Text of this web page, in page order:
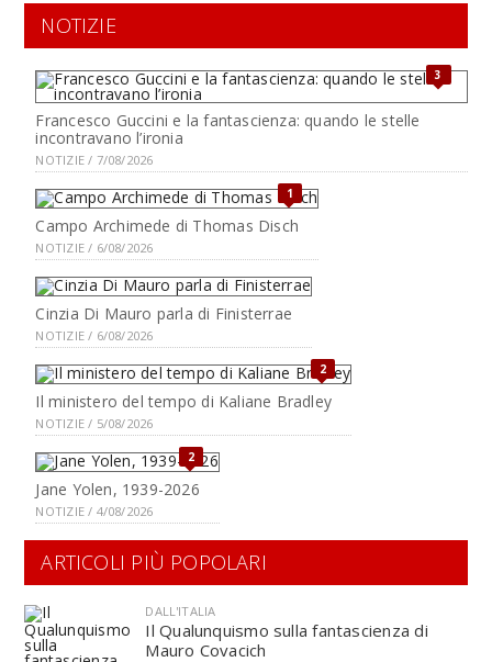
NOTIZIE
3
Francesco Guccini e la fantascienza: quando le stelle
incontravano l’ironia
NOTIZIE / 7/08/2026
1
Campo Archimede di Thomas Disch
NOTIZIE / 6/08/2026
Cinzia Di Mauro parla di Finisterrae
NOTIZIE / 6/08/2026
2
Il ministero del tempo di Kaliane Bradley
NOTIZIE / 5/08/2026
2
Jane Yolen, 1939-2026
NOTIZIE / 4/08/2026
ARTICOLI PIÙ POPOLARI
DALL'ITALIA
Il Qualunquismo sulla fantascienza di
Mauro Covacich